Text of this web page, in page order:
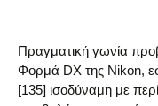
Πραγματική γωνία
Φορμά DX της Nikon,
[135] ισοδύναμη με